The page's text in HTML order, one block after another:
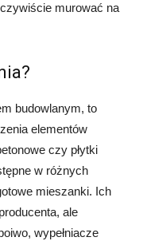
murować na
budowlanym, to
elementów
czy płytki
w różnych
mieszanki. Ich
ale
wypełniacze